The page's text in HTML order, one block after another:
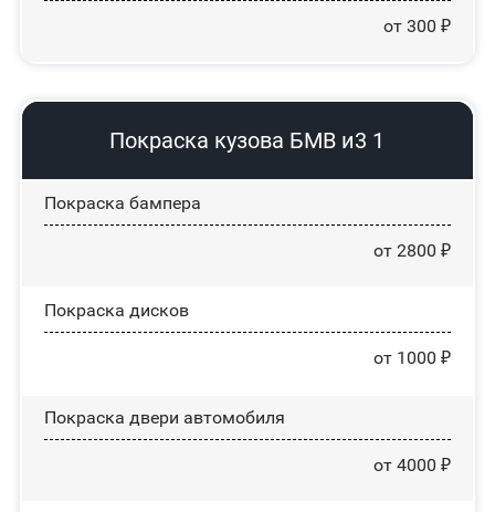
от 300 ₽
Покраска кузова БМВ и3 1
Покраска бампера
от 2800 ₽
Покраска дисков
от 1000 ₽
Покраска двери автомобиля
от 4000 ₽